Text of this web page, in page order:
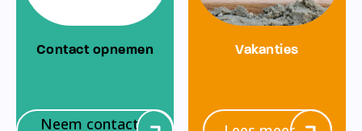
Contact opnemen
Neem contact
Vakanties